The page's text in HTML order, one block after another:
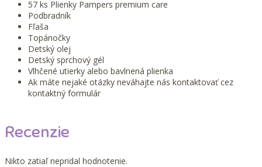
57 ks Plienky Pampers premium care
Podbradník
Fľaša
Topánočky
Detský olej
Detský sprchový gél
Vlhčené utierky alebo bavlnená plienka
Ak máte nejaké otázky neváhajte nás kontaktovať cez
kontaktný formulár
Recenzie
Nikto zatiaľ nepridal hodnotenie.